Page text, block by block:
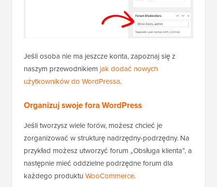
Jeśli osoba nie ma jeszcze konta, zapoznaj się z
naszym przewodnikiem jak dodać nowych
użytkowników do WordPressa.
Organizuj swoje fora WordPress
Jeśli tworzysz wiele forów, możesz chcieć je
zorganizować w strukturę nadrzędny-podrzędny. Na
przykład możesz utworzyć forum „Obsługa klienta”, a
następnie mieć oddzielne podrzędne forum dla
każdego produktu WooCommerce.